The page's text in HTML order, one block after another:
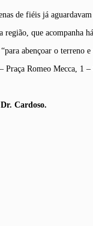
de fiéis já
que
abençoar o terreno
Romeo Mecca,
Cardoso.